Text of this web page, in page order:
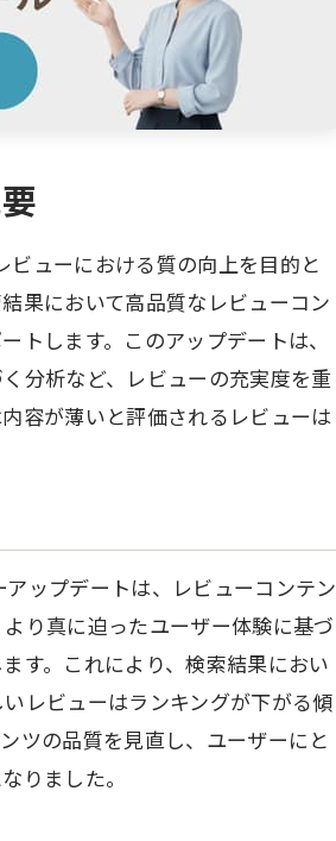
ューにおける質の向上を目的と
果において高品質なレビューコン
トします。このアップデートは、
分析など、レビューの充実度を重
容が薄いと評価されるレビューは
ップデートは、レビューコンテン
り真に迫ったユーザー体験に基づ
す。これにより、検索結果におい
レビューはランキングが下がる傾
ツの品質を見直し、ユーザーにと
りました。